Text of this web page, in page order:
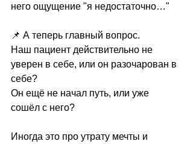
него ощущение "я недостаточно…"
📌 А теперь главный вопрос.
Наш пациент действительно не
уверен в себе, или он разочарован в
себе?
Он ещё не начал путь, или уже
сошёл с него?
Иногда это про утрату мечты и